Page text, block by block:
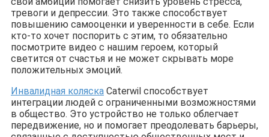
тревоги и депрессии. Это также способствует
повышению самооценки и уверенности в себе. Если
кто-то хочет поспорить с этим, то обязательно
посмотрите видео с нашим героем, который
светится от счастья и не может скрывать море
положительных эмоций.
Инвалидная коляска Caterwil способствует
интеграции людей с ограниченными возможностями
в общество. Это устройство не только облегчает
передвижение, но и помогает преодолевать барьеры,